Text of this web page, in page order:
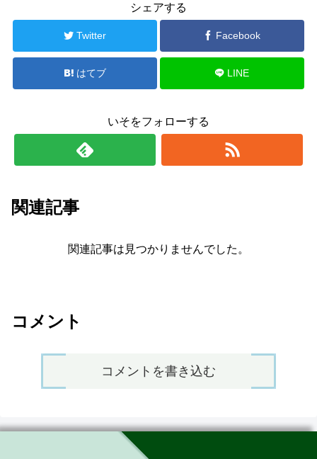
シェアする
Twitter Facebook
はてブ LINE
いそをフォローする
関連記事
関連記事は見つかりませんでした。
コメント
コメントを書き込む